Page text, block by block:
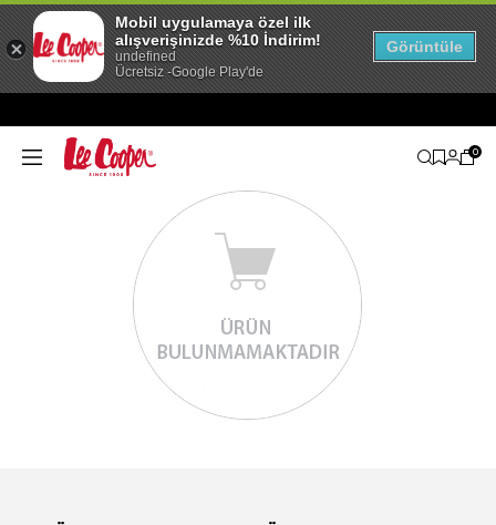
0
Mobil uygulamaya özel ilk
alışverişinizde %10 İndirim!
undefined
Ücretsiz -Google Play'de
Görüntüle